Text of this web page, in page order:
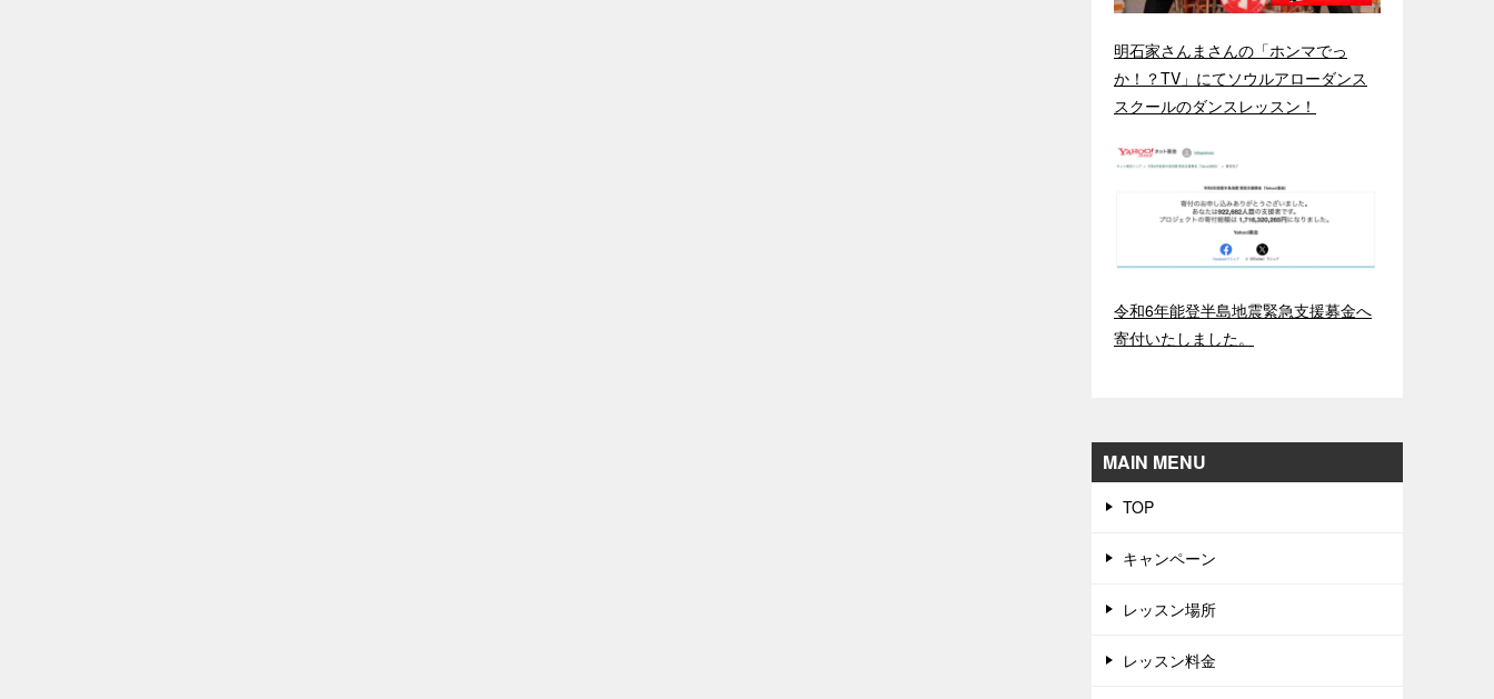
明石家さんまさんの「ホンマでっ
か！？TV」にてソウルアローダンス
スクールのダンスレッスン！
令和6年能登半島地震緊急支援募金へ
寄付いたしました。
MAIN MENU
TOP
キャンペーン
レッスン場所
レッスン料金